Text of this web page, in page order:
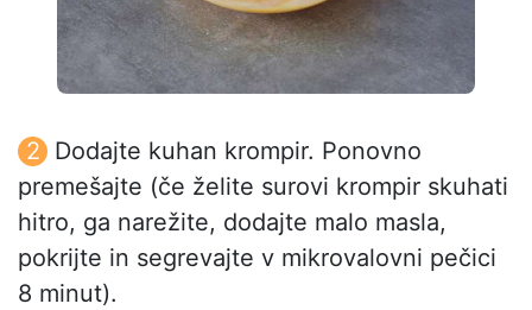
Dodajte kuhan krompir. Ponovno
premešajte (če želite surovi krompir skuhati
hitro, ga narežite, dodajte malo masla,
pokrijte in segrevajte v mikrovalovni pečici
8 minut).